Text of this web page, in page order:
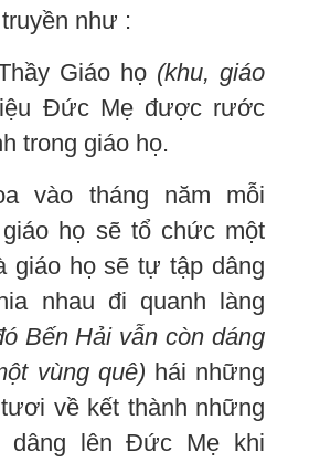
như :
Giáo họ (khu, giáo
Đức Mẹ được rước
trong giáo họ.
vào tháng năm mỗi
họ sẽ tổ chức một
giáo họ sẽ tự tập dâng
nhau đi quanh làng
Bến Hải vẫn còn dáng
vùng quê) hái những
về kết thành những
dâng lên Đức Mẹ khi